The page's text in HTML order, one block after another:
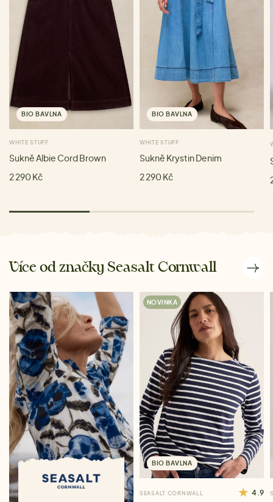
BIO BAVLNA
WHITE STUFF
Sukně Albie Cord Brown
2 290 Kč
BIO BAVLNA
WHITE STUFF
Sukně Krystin Denim
2 290 Kč
Více od značky Seasalt Cornwall
NOVINKA
BIO BAVLNA
SEASALT CORNWALL 4.9